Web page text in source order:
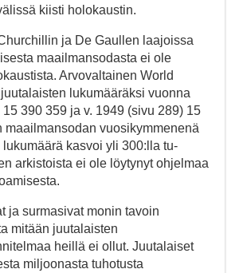
kiisti holokaustin.
ja De Gaullen laajoissa
maailmansodasta ei ole
Arvovaltainen World
lukumääräksi vuonna
390 359 ja v. 1949 (sivu 289) 15
maa­ilman­so­dan vuosikymmenenä
kasvoi yli 300:lla tu­
arkistoista ei ole löytynyt ohjelmaa
ja surmasivat monin tavoin
mitään juutalaisten
heillä ei ollut. Juutalaiset
miljoonasta tuhotusta